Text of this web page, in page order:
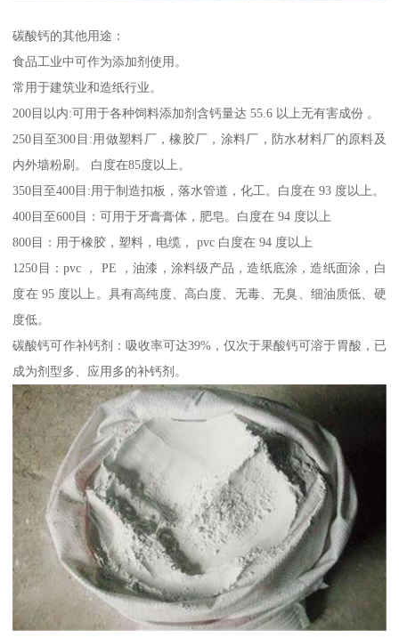
碳酸钙的其他用途：
食品工业中可作为添加剂使用。
常用于建筑业和造纸行业。
200目以内:可用于各种饲料添加剂含钙量达 55.6 以上无有害成份 。
250目至300目:用做塑料厂，橡胶厂，涂料厂，防水材料厂的原料及
内外墙粉刷。 白度在85度以上。
350目至400目:用于制造扣板，落水管道，化工。白度在 93 度以上。
400目至600目：可用于牙膏膏体，肥皂。白度在 94 度以上
800目：用于橡胶，塑料，电缆， pvc 白度在 94 度以上
1250目：pvc ， PE ，油漆，涂料级产品，造纸底涂，造纸面涂，白
度在 95 度以上。具有高纯度、高白度、无毒、无臭、细油质低、硬
度低。
碳酸钙可作补钙剂：吸收率可达39%，仅次于果酸钙可溶于胃酸，已
成为剂型多、应用多的补钙剂。